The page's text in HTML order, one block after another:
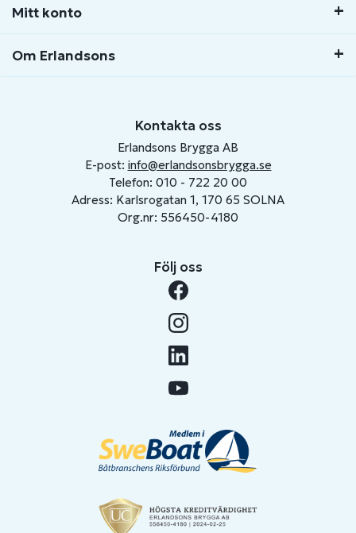
Mitt konto
Om Erlandsons
Kontakta oss
Erlandsons Brygga AB
E-post: info@erlandsonsbrygga.se
Telefon: 010 - 722 20 00
Adress: Karlsrogatan 1, 170 65 SOLNA
Org.nr: 556450-4180
Följ oss